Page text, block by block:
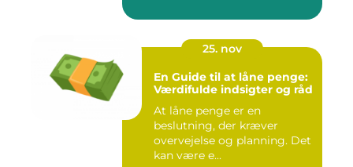
25. nov
En Guide til at låne penge:
Værdifulde indsigter og råd
At låne penge er en
beslutning, der kræver
overvejelse og planning. Det
kan være e...